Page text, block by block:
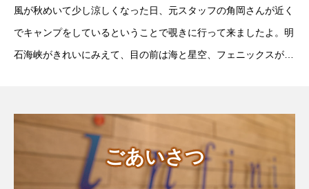
風が秋めいて少し涼しくなった日、元スタッフの角岡さんが近く
でキャンプをしているということで覗きに行って来ましたよ。明
石海峡がきれいにみえて、目の前は海と星空、フェニックスがあ
ごあいさつ